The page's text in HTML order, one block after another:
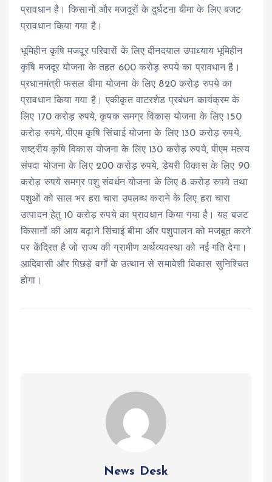
प्रावधान है। किसानों और मजदूरों के दुर्घटना बीमा के लिए बजट
प्रावधान किया गया है।
भूमिहीन कृषि मजदूर परिवारों के लिए दीनदयाल उपाध्याय भूमिहीन
कृषि मजदूर योजना के तहत 600 करोड़ रुपये का प्रावधान है।
प्रधानमंत्री फसल बीमा योजना के लिए 820 करोड़ रुपये का
प्रावधान किया गया है। एकीकृत वाटरशेड प्रबंधन कार्यक्रम के
लिए 170 करोड़ रुपये, कृषक समग्र विकास योजना के लिए 150
करोड़ रुपये, पीएम कृषि सिंचाई योजना के लिए 130 करोड़ रुपये,
राष्ट्रीय कृषि विकास योजना के लिए 130 करोड़ रुपये, पीएम मत्स्य
संपदा योजना के लिए 200 करोड़ रुपये, डेयरी विकास के लिए 90
करोड़ रुपये समग्र पशु संवर्धन योजना के लिए 8 करोड़ रुपये तथा
पशुओं को साल भर हरा चारा उपलब्ध कराने के लिए हरा चारा
उत्पादन हेतु 10 करोड़ रुपये का प्रावधान किया गया है। यह बजट
किसानों की आय बढ़ाने सिंचाई बीमा और पशुपालन को मजबूत करने
पर केंद्रित है जो राज्य की ग्रामीण अर्थव्यवस्था को नई गति देगा।
आदिवासी और पिछड़े वर्गों के उत्थान से समावेशी विकास सुनिश्चित
होगा।
News Desk